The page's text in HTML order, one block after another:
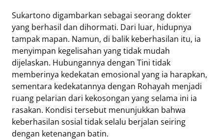
Sukartono digambarkan sebagai seorang dokter
yang berhasil dan dihormati. Dari luar, hidupnya
tampak mapan. Namun, di balik keberhasilan itu, ia
menyimpan kegelisahan yang tidak mudah
dijelaskan. Hubungannya dengan Tini tidak
memberinya kedekatan emosional yang ia harapkan,
sementara kedekatannya dengan Rohayah menjadi
ruang pelarian dari kekosongan yang selama ini ia
rasakan. Kondisi tersebut menunjukkan bahwa
keberhasilan sosial tidak selalu berjalan seiring
dengan ketenangan batin.